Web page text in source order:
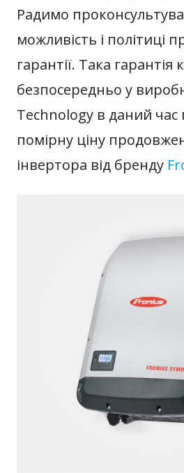
Радимо
можливість і політиці
гарантії. Така гарантія
безпосередньо у
Technology в даний час
помірну ціну
інвертора від бренду